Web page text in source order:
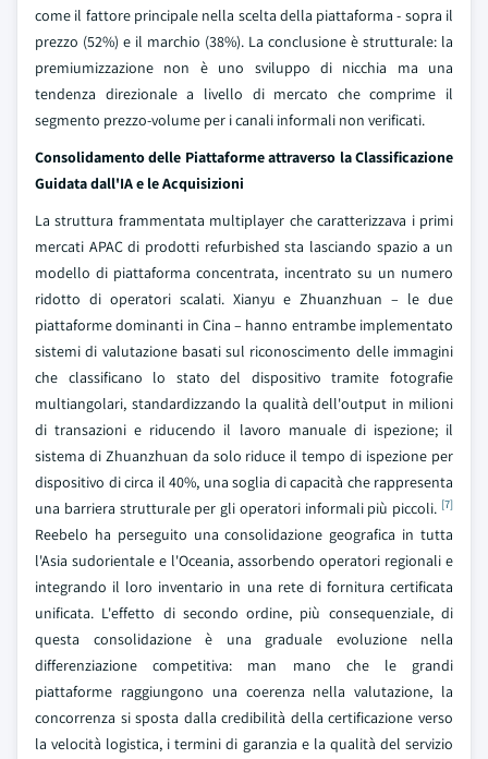
come il fattore principale nella scelta della piattaforma - sopra il
prezzo (52%) e il marchio (38%). La conclusione è strutturale: la
premiumizzazione non è uno sviluppo di nicchia ma una
tendenza direzionale a livello di mercato che comprime il
segmento prezzo-volume per i canali informali non verificati.
Consolidamento delle Piattaforme attraverso la Classificazione
Guidata dall'IA e le Acquisizioni
La struttura frammentata multiplayer che caratterizzava i primi
mercati APAC di prodotti refurbished sta lasciando spazio a un
modello di piattaforma concentrata, incentrato su un numero
ridotto di operatori scalati. Xianyu e Zhuanzhuan – le due
piattaforme dominanti in Cina – hanno entrambe implementato
sistemi di valutazione basati sul riconoscimento delle immagini
che classificano lo stato del dispositivo tramite fotografie
multiangolari, standardizzando la qualità dell'output in milioni
di transazioni e riducendo il lavoro manuale di ispezione; il
sistema di Zhuanzhuan da solo riduce il tempo di ispezione per
dispositivo di circa il 40%, una soglia di capacità che rappresenta
una barriera strutturale per gli operatori informali più piccoli. [7]
Reebelo ha perseguito una consolidazione geografica in tutta
l'Asia sudorientale e l'Oceania, assorbendo operatori regionali e
integrando il loro inventario in una rete di fornitura certificata
unificata. L'effetto di secondo ordine, più consequenziale, di
questa consolidazione è una graduale evoluzione nella
differenziazione competitiva: man mano che le grandi
piattaforme raggiungono una coerenza nella valutazione, la
concorrenza si sposta dalla credibilità della certificazione verso
la velocità logistica, i termini di garanzia e la qualità del servizio